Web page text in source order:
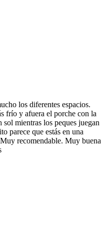
los diferentes espacios.
frío y afuera el porche con la
mientras los peques juegan
parece que estás en una
recomendable. Muy buena